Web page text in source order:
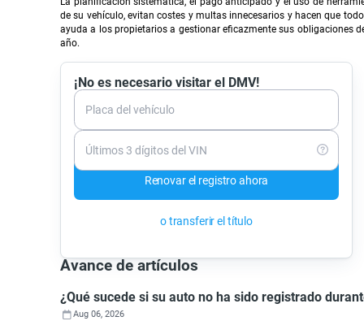
de su vehículo, evitan costes y multas innecesarios y hacen que
ayuda a los propietarios a gestionar eficazmente sus obligaciones
año.
¡No es necesario visitar el DMV!
Placa del vehículo
Últimos 3 dígitos del VIN
Renovar el registro ahora
o transferir el título
Avance de artículos
¿Qué sucede si su auto no ha sido registrado
Aug 06, 2026